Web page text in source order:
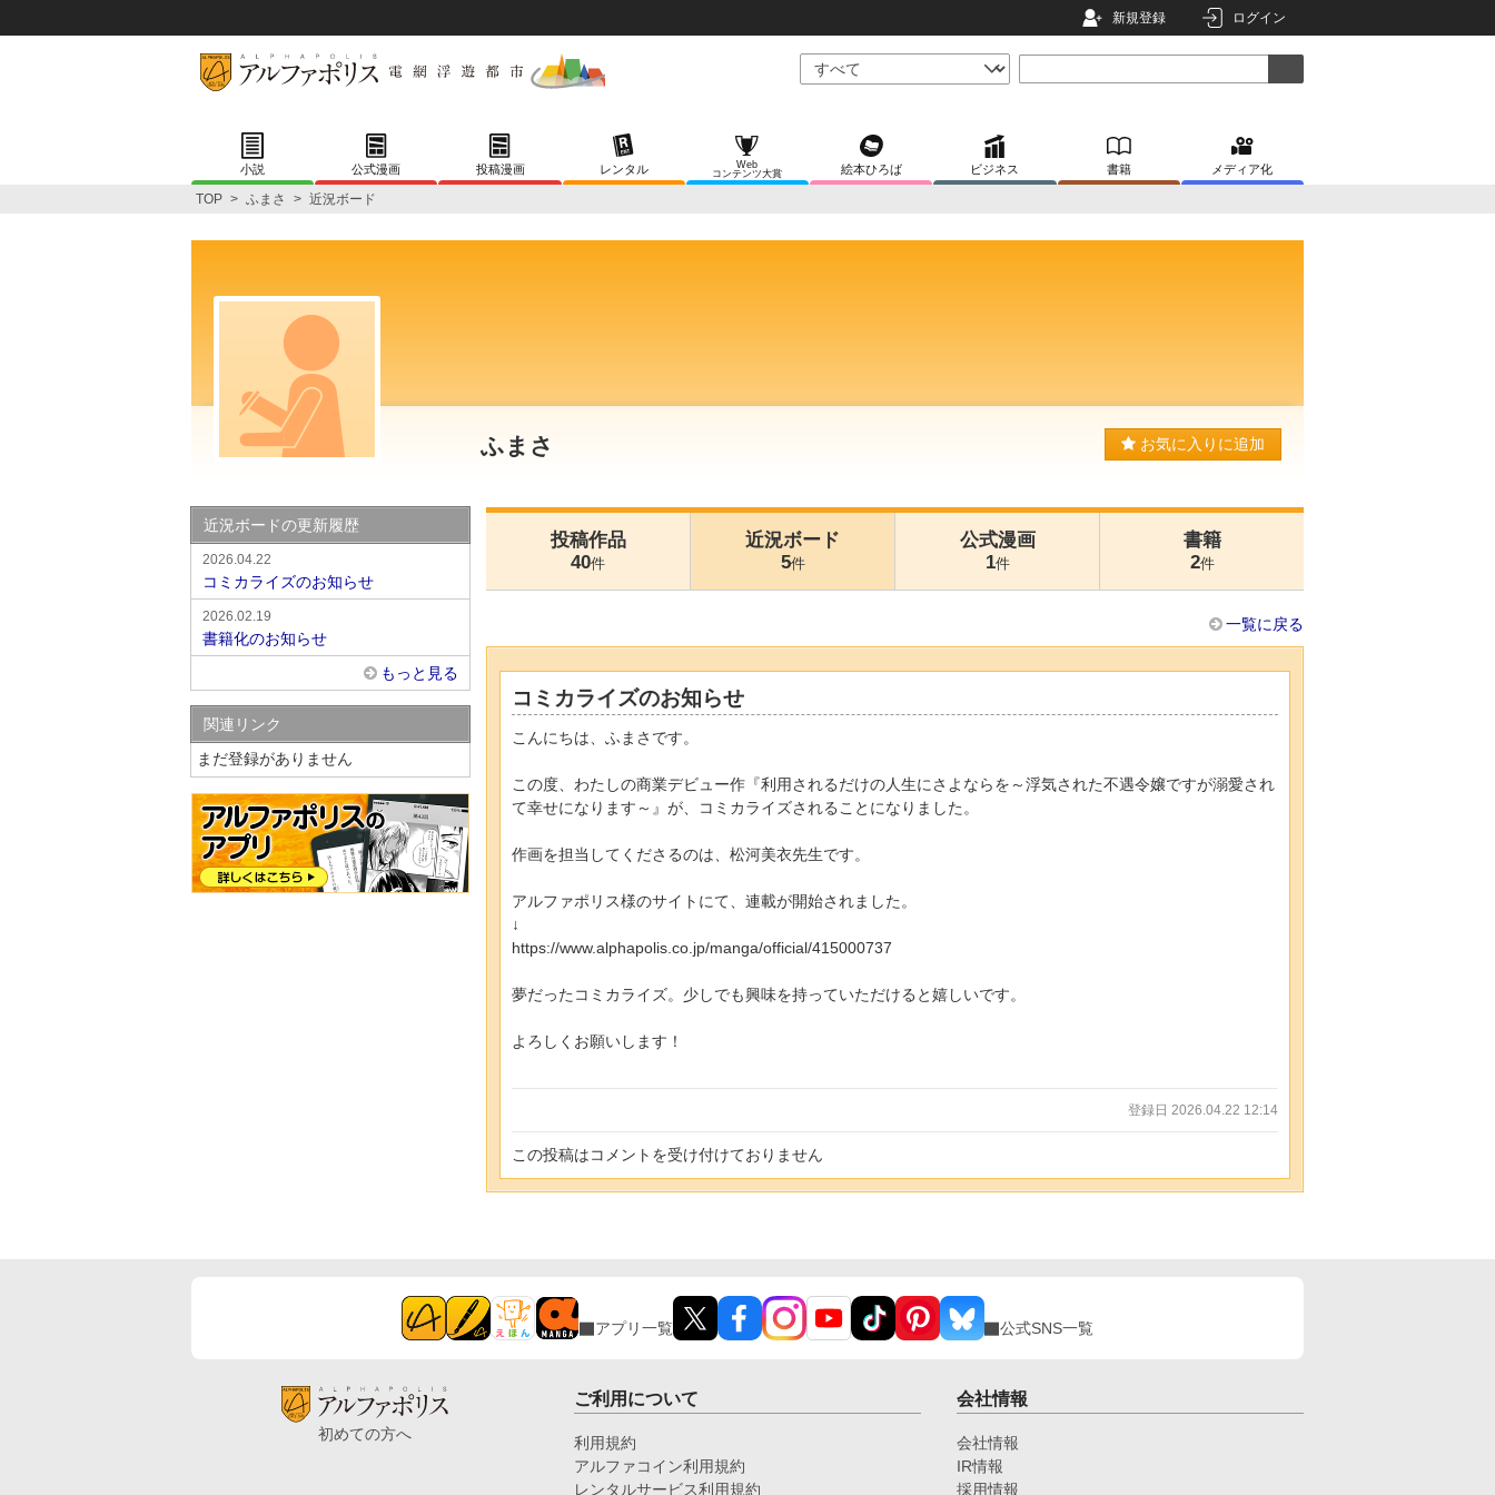
新規登録 ログイン
小説 公式漫画 投稿漫画 レンタル
Web
コンテンツ大賞
絵本ひろば ビジネス 書籍 メディア化
TOP > ふまさ > 近況ボード
ふまさ お気に入りに追加
投稿作品
40件
近況ボード
5件
公式漫画
1件
書籍
2件
一覧に戻る
コミカライズのお知らせ
こんにちは、ふまさです。
この度、わたしの商業デビュー作『利用されるだけの人生にさよならを～浮気された不遇令嬢ですが溺愛され
て幸せになります～』が、コミカライズされることになりました。
作画を担当してくださるのは、松河美衣先生です。
アルファポリス様のサイトにて、連載が開始されました。
↓
https://www.alphapolis.co.jp/manga/official/415000737
夢だったコミカライズ。少しでも興味を持っていただけると嬉しいです。
よろしくお願いします！
登録日 2026.04.22 12:14
この投稿はコメントを受け付けておりません
近況ボードの更新履歴
2026.04.22
コミカライズのお知らせ
2026.02.19
書籍化のお知らせ
もっと見る
関連リンク
まだ登録がありません
アプリ一覧 公式SNS一覧
初めての方へ
ご利用について
利用規約
アルファコイン利用規約
レンタルサービス利用規約
会社情報
会社情報
IR情報
採用情報